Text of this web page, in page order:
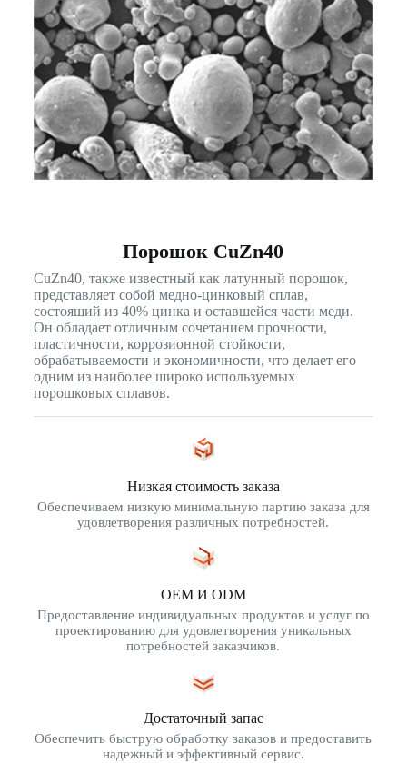
Порошок CuZn40
CuZn40, также известный как латунный порошок,
представляет собой медно-цинковый сплав,
состоящий из 40% цинка и оставшейся части меди.
Он обладает отличным сочетанием прочности,
пластичности, коррозионной стойкости,
обрабатываемости и экономичности, что делает его
одним из наиболее широко используемых
порошковых сплавов.
Низкая стоимость заказа
Обеспечиваем низкую минимальную партию заказа для
удовлетворения различных потребностей.
OEM И ODM
Предоставление индивидуальных продуктов и услуг по
проектированию для удовлетворения уникальных
потребностей заказчиков.
Достаточный запас
Обеспечить быструю обработку заказов и предоставить
надежный и эффективный сервис.